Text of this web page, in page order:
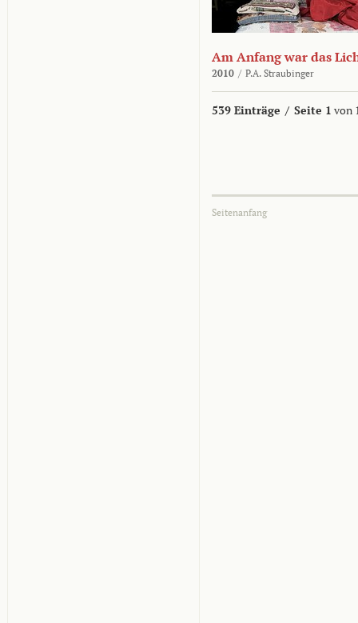
Am Anfang war das
2010 / P.A. Straubinger
539 Einträge / Seite 1 von
Seitenanfang